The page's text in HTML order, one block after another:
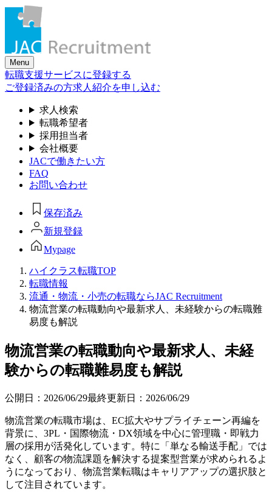
Skip
content
Menu
転職支援サービスに登録する
ご登録済みの方求人紹介を申し込む
求人検索
転職希望者
採用担当者
会社概要
JACで働きたい方
FAQ
お問い合わせ
保存済み
新規登録
Mypage
ハイクラス転職TOP
転職情報
流通・物流・小売の転職ならJAC Recruitment
物流営業の転職動向や最新求人、未経験からの転職難
易度も解説
物流営業の転職動向や最新求人、未経
験からの転職難易度も解説
公開日： 2026/06/29最終更新日： 2026/06/29
物流営業の転職市場は、EC拡大やサプライチェーン再編を
背景に、3PL・国際物流・DX領域を中心に管理職・即戦力
層の採用が活発化しています。特に「単なる輸送手配」では
なく、顧客の物流課題を解決する提案型営業が求められるよ
うになっており、物流営業転職はキャリアアップの選択肢と
して注目されています。